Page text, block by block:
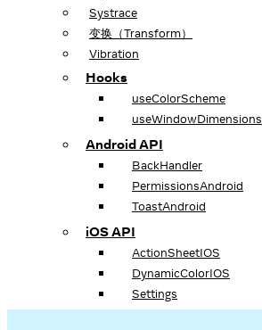
Systrace
变换（Transform）
Vibration
Hooks
useColorScheme
useWindowDimensions
Android API
BackHandler
PermissionsAndroid
ToastAndroid
iOS API
ActionSheetIOS
DynamicColorIOS
Settings